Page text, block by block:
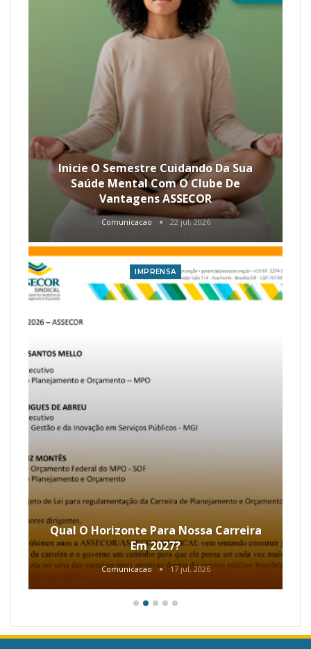
Inicie O Semestre Cuidando Da Sua
Saúde Mental Com O Clube De
Vantagens ASSECOR
Comunicacao 22 jul, 2026
IMPRENSA
Qual O Horizonte Para Nossa Carreira
Em 2027?
Comunicacao 17 jul, 2026